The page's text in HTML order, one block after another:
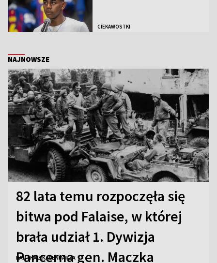
CIEKAWOSTKI
NAJNOWSZE
82 lata temu rozpoczęła się
bitwa pod Falaise, w której
brała udział 1. Dywizja
Pancerna gen. Maczka
KARTKA Z KALENDARZA